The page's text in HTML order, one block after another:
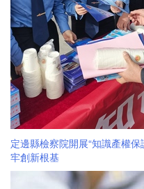
定邊縣檢察院開展“知識產權
牢創新根基